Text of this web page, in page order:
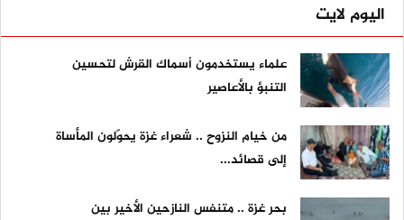
اليوم لايت
علماء يستخدمون أسماك القرش لتحسين
التنبؤ بالأعاصير
من خيام النزوح .. شعراء غزة يحوّلون المأساة
إلى قصائد...
بحر غزة .. متنفس النازحين الأخير بين